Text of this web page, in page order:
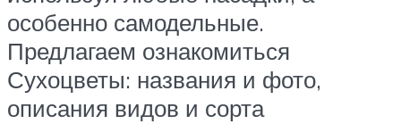
особенно самодельные.
Предлагаем ознакомиться
Сухоцветы: названия и фото,
описания видов и сорта